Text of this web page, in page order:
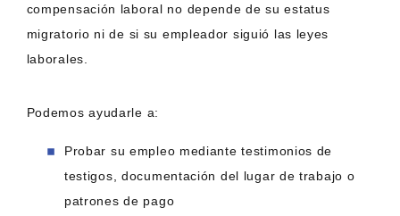
compensación laboral no depende de su estatus
migratorio ni de si su empleador siguió las leyes
laborales.
Podemos ayudarle a:
Probar su empleo mediante testimonios de
testigos, documentación del lugar de trabajo o
patrones de pago